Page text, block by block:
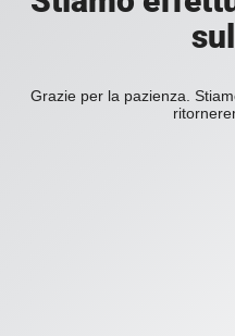
Grazie per la pazienza.